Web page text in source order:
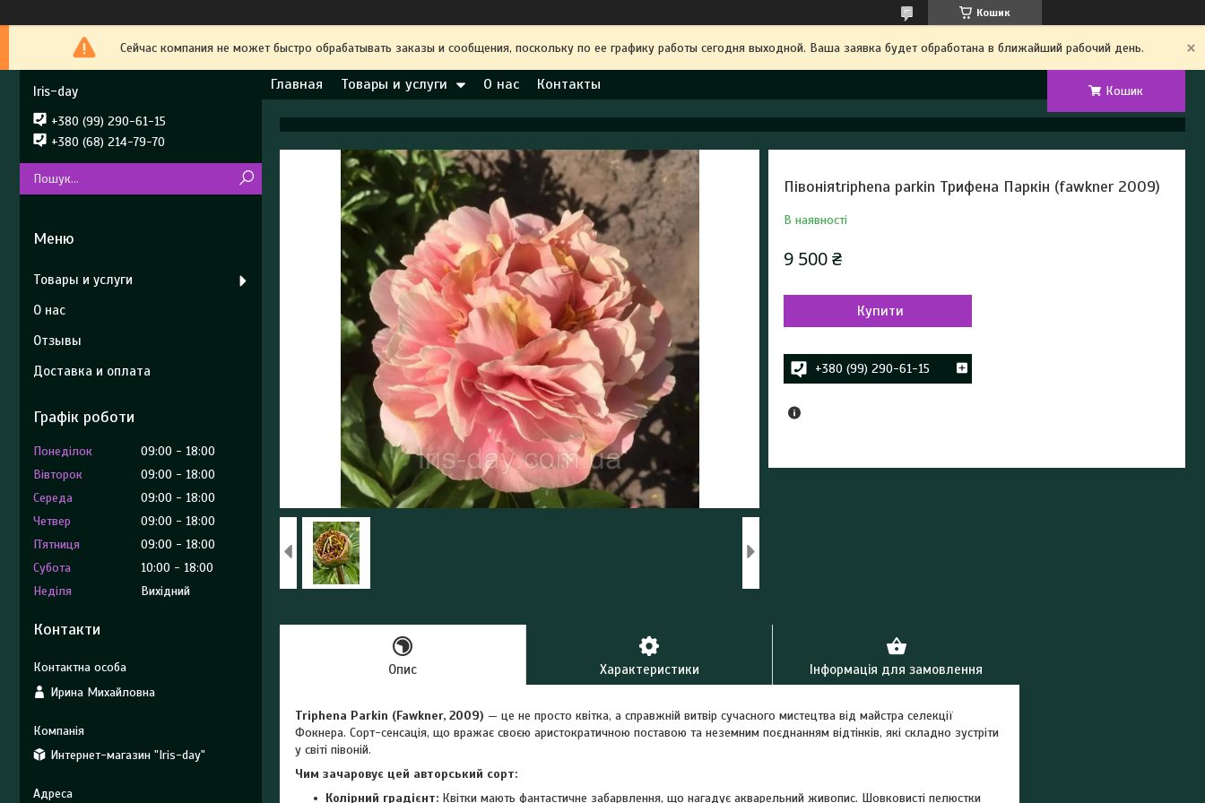
Кошик
Сейчас компания не может быстро обрабатывать заказы и сообщения, поскольку по ее графику работы сегодня выходной. Ваша заявка будет обработана в ближайший рабочий день.
Главная Товары и услуги О нас Контакты Кошик
Півоніяtriphena parkin Трифена Паркін (fawkner 2009)
В наявності
9 500 ₴
Купити
+380 (99) 290-61-15
Опис Характеристики Інформація для замовлення
Triphena Parkin (Fawkner, 2009) — це не просто квітка, а справжній витвір сучасного мистецтва від майстра селекції
Фокнера. Сорт-сенсація, що вражає своєю аристократичною поставою та неземним поєднанням відтінків, які складно зустріти
у світі півоній.
Чим зачаровує цей авторський сорт:
Колірний градієнт: Квітки мають фантастичне забарвлення, що нагадує акварельний живопис. Шовковисті пелюстки
Iris-day
+380 (99) 290-61-15
+380 (68) 214-79-70
Товары и услуги
О нас
Отзывы
Доставка и оплата
Графік роботи
Понеділок 09:00
18:00
Вівторок
09:00
18:00
Середа
09:00
18:00
Четвер
09:00
18:00
Пʼятниця
09:00
18:00
Субота
10:00
18:00
Неділя
Вихідний
Контакти
Ирина Михайловна
Интернет-магазин "Iris-day"